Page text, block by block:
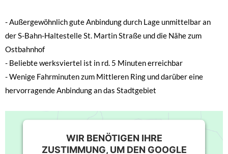
- Außergewöhnlich gute Anbindung durch Lage unmittelbar an
der S-Bahn-Haltestelle St. Martin Straße und die Nähe zum
Ostbahnhof
- Beliebte werksviertel ist in rd. 5 Minuten erreichbar
- Wenige Fahrminuten zum Mittleren Ring und darüber eine
hervorragende Anbindung an das Stadtgebiet
WIR BENÖTIGEN IHRE
ZUSTIMMUNG, UM DEN GOOGLE